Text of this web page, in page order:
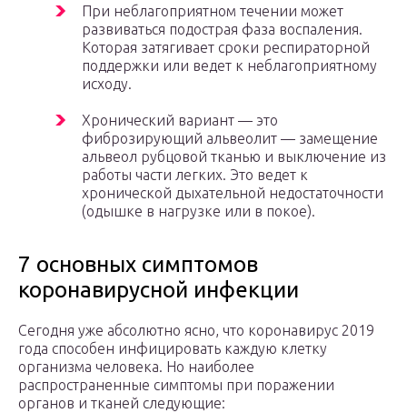
При неблагоприятном течении может
развиваться подострая фаза воспаления.
Которая затягивает сроки респираторной
поддержки или ведет к неблагоприятному
исходу.
Хронический вариант — это
фиброзирующий альвеолит — замещение
альвеол рубцовой тканью и выключение из
работы части легких. Это ведет к
хронической дыхательной недостаточности
(одышке в нагрузке или в покое).
7 основных симптомов
коронавирусной инфекции
Сегодня уже абсолютно ясно, что коронавирус 2019
года способен инфицировать каждую клетку
организма человека. Но наиболее
распространенные симптомы при поражении
органов и тканей следующие: